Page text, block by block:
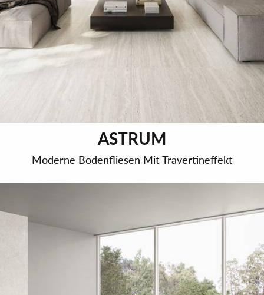
ASTRUM
Moderne Bodenfliesen Mit Travertineffekt